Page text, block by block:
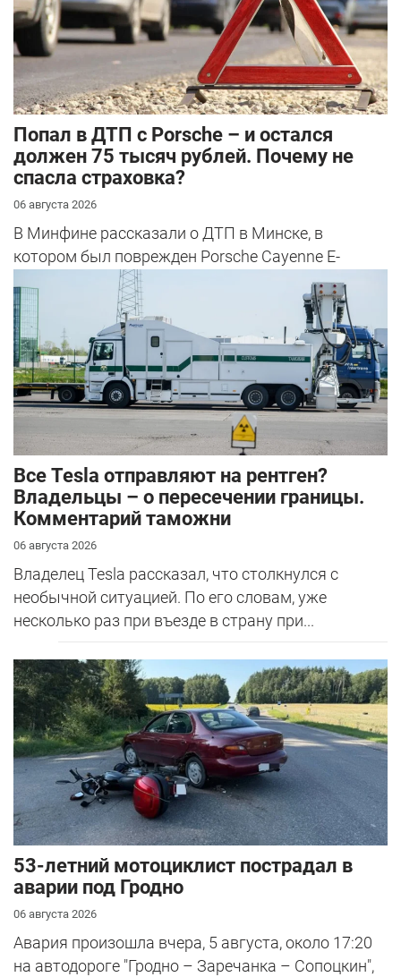
​Попал в ДТП с Porsche – и остался
должен 75 тысяч рублей. Почему не
спасла страховка?
06 августа 2026
В Минфине рассказали о ДТП в Минске, в
котором был поврежден Porsche Cayenne E-
Все Tesla отправляют на рентген?
Владельцы – о пересечении границы.
Комментарий таможни
06 августа 2026
Владелец Tesla рассказал, что столкнулся с
необычной ситуацией. По его словам, уже
несколько раз при въезде в страну при...
53-летний мотоциклист пострадал в
аварии под Гродно
06 августа 2026
Авария произошла вчера, 5 августа, около 17:20
на автодороге "Гродно – Заречанка – Сопоцкин",